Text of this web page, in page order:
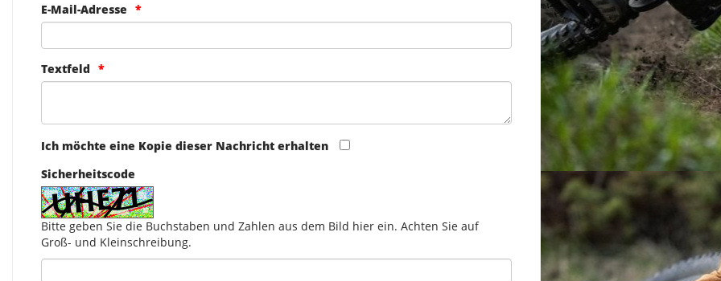
E-Mail-Adresse
Textfeld
Ich möchte eine Kopie dieser Nachricht erhalten
Sicherheitscode
Bitte geben Sie die Buchstaben und Zahlen aus dem Bild hier ein. Achten Sie auf
Groß- und Kleinschreibung.